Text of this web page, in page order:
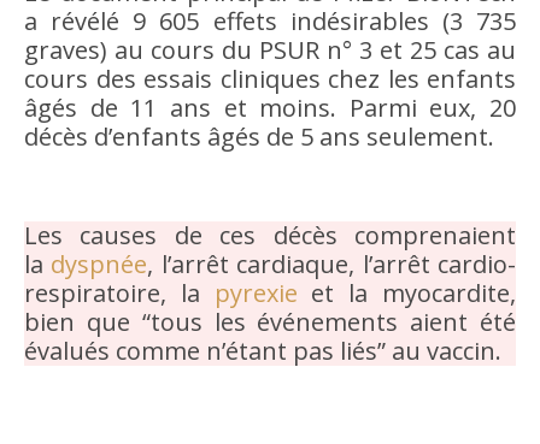
a révélé 9 605 effets indésirables (3 735
graves) au cours du PSUR n° 3 et 25 cas au
cours des essais cliniques chez les enfants
âgés de 11 ans et moins. Parmi eux, 20
décès d’enfants âgés de 5 ans seulement.
Les causes de ces décès comprenaient
la dyspnée, l’arrêt cardiaque, l’arrêt cardio-
respiratoire, la pyrexie et la myocardite,
bien que “tous les événements aient été
évalués comme n’étant pas liés” au vaccin.